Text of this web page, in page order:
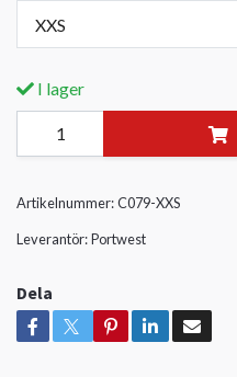
XXS
I lager
Artikelnummer:C079-XXS
Leverantör:Portwest
Dela